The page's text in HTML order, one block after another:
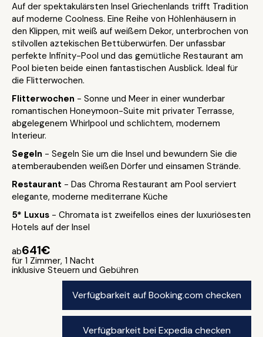
Auf der spektakulärsten Insel Griechenlands trifft Tradition
auf moderne Coolness. Eine Reihe von Höhlenhäusern in
den Klippen, mit weiß auf weißem Dekor, unterbrochen von
stilvollen aztekischen Bettüberwürfen. Der unfassbar
perfekte Infinity-Pool und das gemütliche Restaurant am
Pool bieten beide einen fantastischen Ausblick. Ideal für
die Flitterwochen.
Flitterwochen - Sonne und Meer in einer wunderbar
romantischen Honeymoon-Suite mit privater Terrasse,
abgelegenem Whirlpool und schlichtem, modernem
Interieur.
Segeln - Segeln Sie um die Insel und bewundern Sie die
atemberaubenden weißen Dörfer und einsamen Strände.
Restaurant - Das Chroma Restaurant am Pool serviert
elegante, moderne mediterrane Küche
5* Luxus - Chromata ist zweifellos eines der luxuriösesten
Hotels auf der Insel
ab641€
für 1 Zimmer, 1 Nacht
inklusive Steuern und Gebühren
Verfügbarkeit auf Booking.com checken
Verfügbarkeit bei Expedia checken